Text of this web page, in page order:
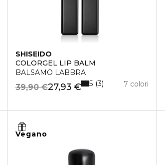
SHISEIDO
COLORGEL LIP BALM
BALSAMO LABBRA
27,93 €
39,90 € 7 colori
5 3
Vegano